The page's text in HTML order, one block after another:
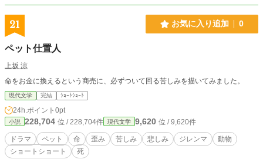
21 お気に入り追加 0
ペット仕置人
上坂 涼
命をお金に換えるという商売に、必ずついて回る苦しみを描いてみました。
現代文学 完結 ｼｮｰﾄｼｮｰﾄ
24h.ポイント 0pt
小説 228,704 位 / 228,704件 現代文学 9,620 位 / 9,620件
ドラマ ペット 命 歪み 苦しみ 悲しみ ジレンマ
動物
ショートショート
死